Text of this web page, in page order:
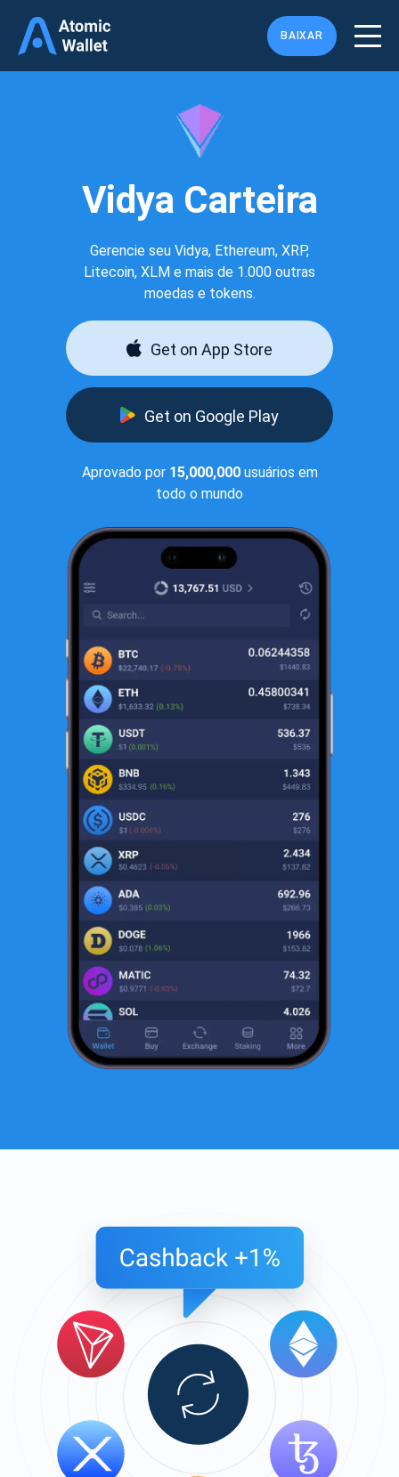
BAIXAR
Vidya Carteira
Gerencie seu Vidya, Ethereum, XRP,
Litecoin, XLM e mais de 1.000 outras
moedas e tokens.
Get on App Store
Get on Google Play
Aprovado por 15,000,000usuários em
todo o mundo